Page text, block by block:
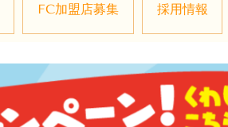
FC加盟店募集 採用情報